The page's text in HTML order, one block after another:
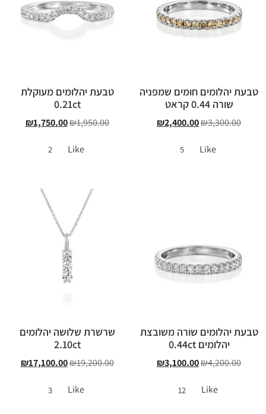
טבעת יהלומים חומים שמפניה
שורה 0.44 קראט
₪3,300.00
₪2,400.00
Like
5
טבעת יהלומים מעוקלת
0.21ct
₪1,950.00
₪1,750.00
Like
2
טבעת יהלומים שורה משובצת
יהלומים 0.44ct
₪4,200.00
₪3,100.00
Like
12
שרשרת שלושה יהלומים
2.10ct
₪19,200.00
₪17,100.00
Like
3